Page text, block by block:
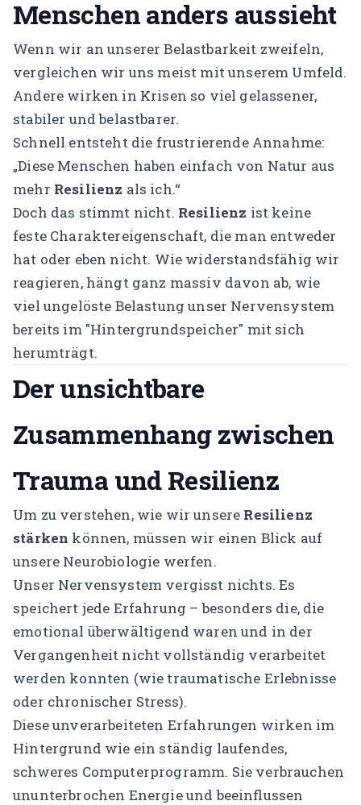
Menschen anders aussieht
Wenn wir an unserer Belastbarkeit zweifeln,
vergleichen wir uns meist mit unserem Umfeld.
Andere wirken in Krisen so viel gelassener,
stabiler und belastbarer.
Schnell entsteht die frustrierende Annahme:
„Diese Menschen haben einfach von Natur aus
mehr Resilienz als ich.“
Doch das stimmt nicht. Resilienz ist keine
feste Charaktereigenschaft, die man entweder
hat oder eben nicht. Wie widerstandsfähig wir
reagieren, hängt ganz massiv davon ab, wie
viel ungelöste Belastung unser Nervensystem
bereits im "Hintergrundspeicher" mit sich
herumträgt.
Der unsichtbare
Zusammenhang zwischen
Trauma und Resilienz
Um zu verstehen, wie wir unsere Resilienz
stärken können, müssen wir einen Blick auf
unsere Neurobiologie werfen.
Unser Nervensystem vergisst nichts. Es
speichert jede Erfahrung – besonders die, die
emotional überwältigend waren und in der
Vergangenheit nicht vollständig verarbeitet
werden konnten (wie traumatische Erlebnisse
oder chronischer Stress).
Diese unverarbeiteten Erfahrungen wirken im
Hintergrund wie ein ständig laufendes,
schweres Computerprogramm. Sie verbrauchen
ununterbrochen Energie und beeinflussen